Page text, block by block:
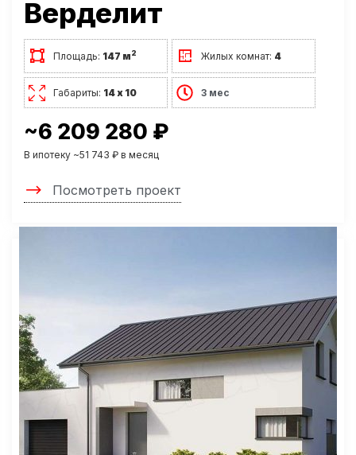
Верделит
Площадь: 147 м2 Жилых комнат: 4
Габариты: 14 х 10 3 мес
~6 209 280 ₽
В ипотеку ~51 743 ₽ в месяц
Посмотреть проект